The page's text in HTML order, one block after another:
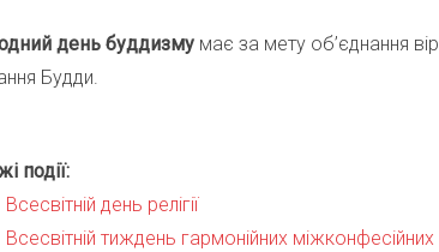
день буддизму має за мету об’єднання
Будди.
події:
Всесвітній день релігії
Всесвітній тиждень гармонійних міжконфесійних